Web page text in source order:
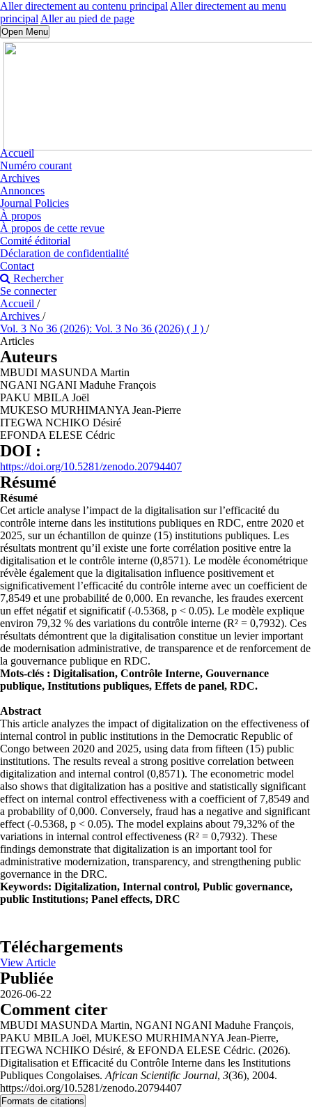
Aller directement au contenu principal Aller directement au menu
principal Aller au pied de page
Open Menu
Accueil
Numéro courant
Archives
Annonces
Journal Policies
À propos
À propos de cette revue
Comité éditorial
Déclaration de confidentialité
Contact
Rechercher
Se connecter
Accueil /
Archives /
Vol. 3 No 36 (2026): Vol. 3 No 36 (2026) ( J ) /
Articles
Auteurs
MBUDI MASUNDA Martin
NGANI NGANI Maduhe François
PAKU MBILA Joël
MUKESO MURHIMANYA Jean-Pierre
ITEGWA NCHIKO Désiré
EFONDA ELESE Cédric
DOI :
https://doi.org/10.5281/zenodo.20794407
Résumé
Résumé
Cet article analyse l’impact de la digitalisation sur l’efficacité du
contrôle interne dans les institutions publiques en RDC, entre 2020 et
2025, sur un échantillon de quinze (15) institutions publiques. Les
résultats montrent qu’il existe une forte corrélation positive entre la
digitalisation et le contrôle interne (0,8571). Le modèle économétrique
révèle également que la digitalisation influence positivement et
significativement l’efficacité du contrôle interne avec un coefficient de
7,8549 et une probabilité de 0,000. En revanche, les fraudes exercent
un effet négatif et significatif (-0.5368, p < 0.05). Le modèle explique
environ 79,32 % des variations du contrôle interne (R² = 0,7932). Ces
résultats démontrent que la digitalisation constitue un levier important
de modernisation administrative, de transparence et de renforcement de
la gouvernance publique en RDC.
Mots-clés : Digitalisation, Contrôle Interne, Gouvernance
publique, Institutions publiques, Effets de panel, RDC.
Abstract
This article analyzes the impact of digitalization on the effectiveness of
internal control in public institutions in the Democratic Republic of
Congo between 2020 and 2025, using data from fifteen (15) public
institutions. The results reveal a strong positive correlation between
digitalization and internal control (0,8571). The econometric model
also shows that digitalization has a positive and statistically significant
effect on internal control effectiveness with a coefficient of 7,8549 and
a probability of 0,000. Conversely, fraud has a negative and significant
effect (-0.5368, p < 0.05). The model explains about 79,32% of the
variations in internal control effectiveness (R² = 0,7932). These
findings demonstrate that digitalization is an important tool for
administrative modernization, transparency, and strengthening public
governance in the DRC.
Keywords: Digitalization, Internal control, Public governance,
public Institutions; Panel effects, DRC
Téléchargements
View Article
Publiée
2026-06-22
Comment citer
MBUDI MASUNDA Martin, NGANI NGANI Maduhe François,
PAKU MBILA Joël, MUKESO MURHIMANYA Jean-Pierre,
ITEGWA NCHIKO Désiré, & EFONDA ELESE Cédric. (2026).
Digitalisation et Efficacité du Contrôle Interne dans les Institutions
Publiques Congolaises. African Scientific Journal, 3(36), 2004.
https://doi.org/10.5281/zenodo.20794407
Formats de citations